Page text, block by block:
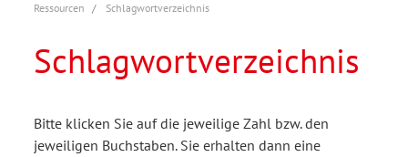
Ressourcen Schlagwortverzeichnis
Schlagwortverzeichnis
Bitte klicken Sie auf die jeweilige Zahl bzw. den
jeweiligen Buchstaben. Sie erhalten dann eine